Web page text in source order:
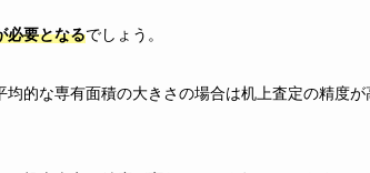
必要となるでしょう。
的な専有面積の大きさの場合は机上査定の精度が